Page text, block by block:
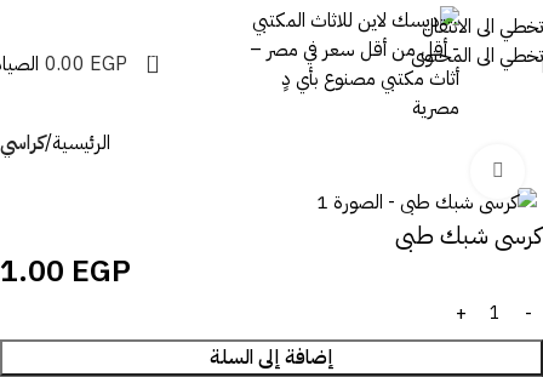
تخطي الى الانتقال
تخطي الى المحتوى
0
0.00 EGP
الرئيسية كراسي
كرسى شبك طبى
1.00 EGP
إضافة إلى السلة